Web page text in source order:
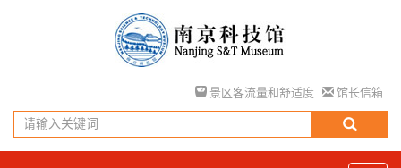
景区客流量和舒适度 馆长信箱